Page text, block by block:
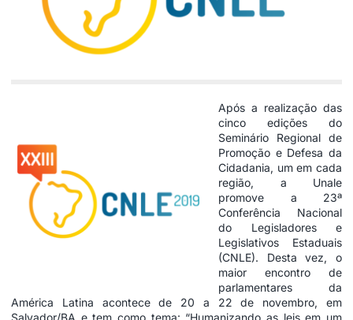
Após a realização das
cinco edições do
Seminário Regional de
Promoção e Defesa da
Cidadania, um em cada
região, a Unale
promove a 23ª
Conferência Nacional
do Legisladores e
Legislativos Estaduais
(CNLE). Desta vez, o
maior encontro de
parlamentares da
América Latina acontece de 20 a 22 de novembro, em
Salvador/BA e tem como tema: “Humanizando as leis em um